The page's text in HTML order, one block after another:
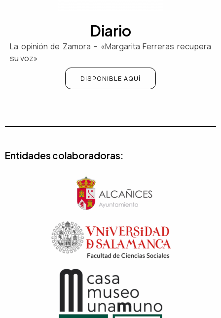
Diario
La opinión de Zamora – «Margarita Ferreras recupera
su voz»
DISPONIBLE AQUÍ
Entidades colaboradoras: